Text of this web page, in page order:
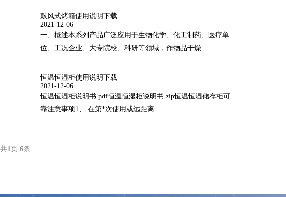
鼓风式烤箱使用说明下载
2021-12-06
一、概述本系列产品广泛应用于生物化学、化工制药、医疗单
位、工况企业、大专院校、科研等领域，作物品干燥...
恒温恒湿柜使用说明下载
2021-12-06
恒温恒湿柜说明书.pdf恒温恒湿柜说明书.zip恒温恒湿储存柜可
靠注意事项1、 在第*次使用或远距离...
共1 页 6条